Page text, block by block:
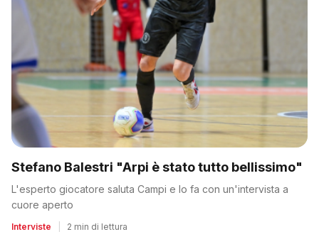
Stefano Balestri "Arpi è stato tutto bellissimo"
L'esperto giocatore saluta Campi e lo fa con un'intervista a
cuore aperto
Interviste 2 min di lettura